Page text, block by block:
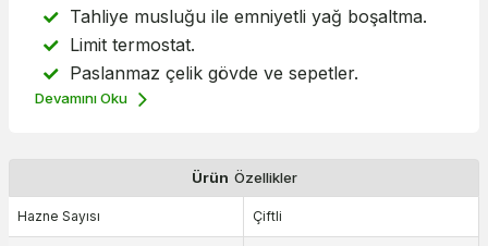
Tahliye musluğu ile emniyetli yağ boşaltma.
Limit termostat.
Paslanmaz çelik gövde ve sepetler.
Devamını Oku
Ürün Özellikler
Hazne Sayısı Çiftli